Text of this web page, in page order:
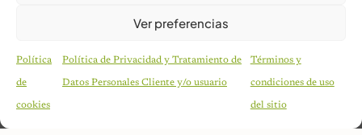
Ver preferencias
Política
de
cookies
Política de Privacidad y Tratamiento de
Datos Personales Cliente y/o usuario
Términos y
condiciones de uso
del sitio
Terms and Conditions